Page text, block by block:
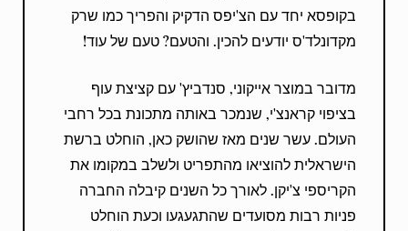
בקופסא יחד עם הצ'יפס הדקיק והפריך כמו שרק
מקדונלד'ס יודעים להכין. והטעם? טעם של עוד!
מדובר במוצר אייקוני, סנדביץ' עם קציצת עוף
בציפוי קראנצ'י, שנמכר באותה מתכונת בכל רחבי
העולם. עשר שנים מאז שהושק כאן, הוחלט ברשת
הישראלית להוציאו מהתפריט ולשלב במקומו את
הקריספי צ'יקן. לאורך כל השנים קיבלה החברה
פניות רבות מסועדים שהתגעגעו וכעת הוחלט